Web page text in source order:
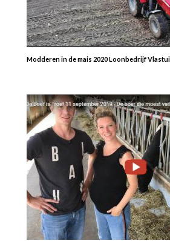
Modderen in de mais 2020 Loonbedrijf